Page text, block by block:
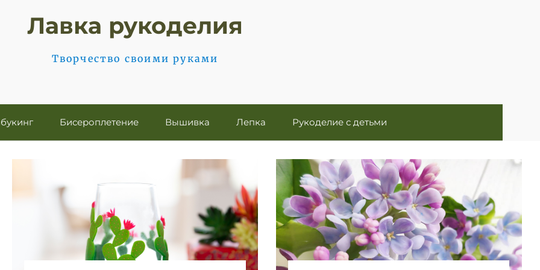
Лавка рукоделия
Творчество своими руками
Бисероплетение Вышивка Лепка Рукоделие с детьми